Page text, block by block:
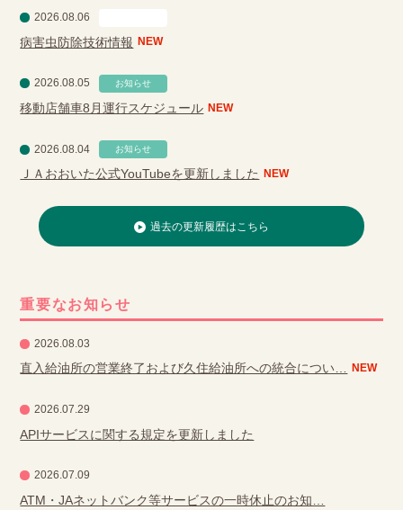
2026.08.06
病害虫防除技術情報 NEW
2026.08.05 お知らせ
移動店舗車8月運行スケジュール NEW
2026.08.04 お知らせ
ＪＡおおいた公式YouTubeを更新しました NEW
過去の更新履歴はこちら
重要なお知らせ
2026.08.03
直入給油所の営業終了および久住給油所への統合につい… NEW
2026.07.29
APIサービスに関する規定を更新しました
2026.07.09
ATM・JAネットバンク等サービスの一時休止のお知…